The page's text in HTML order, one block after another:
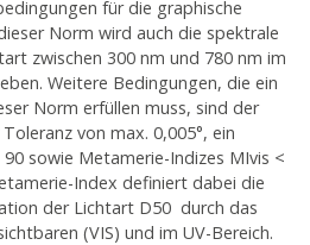
für die graphische
Norm wird auch die spektrale
zwischen 300 nm und 780 nm im
Weitere Bedingungen, die ein
Norm erfüllen muss, sind der
von max. 0,005°, ein
sowie Metamerie-Indizes MIvis <
Index definiert dabei die
der Lichtart D50 durch das
(VIS) und im UV-Bereich.